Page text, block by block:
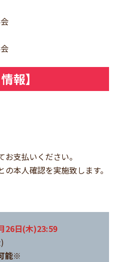
報】
支払いください。
本人確認を実施致します。
26日(木)23:59
能※